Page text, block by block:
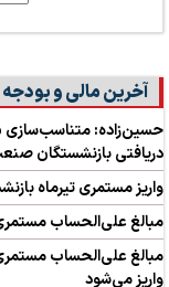
آخرین مالی و بودجه
دریافتی بازنشستگان صنعت نفت به
واریز مستمری تیرماه
مبالغ علی‌الحساب
مبالغ علی‌الحساب
واریز می‌شود